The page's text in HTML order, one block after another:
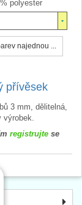
polyester
najednou ...
přívěsek
3 mm, dělitelná,
registrujte se